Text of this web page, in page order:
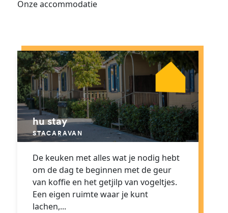
Onze accommodatie
hu stay
STACARAVAN
De keuken met alles wat je nodig hebt
om de dag te beginnen met de geur
van koffie en het getjilp van vogeltjes.
Een eigen ruimte waar je kunt
lachen,...